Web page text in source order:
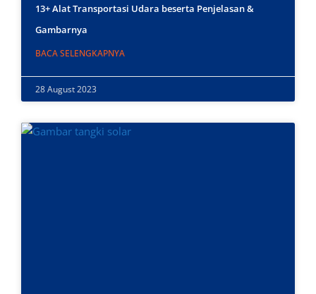
13+ Alat Transportasi Udara beserta Penjelasan &
Gambarnya
BACA SELENGKAPNYA
28 August 2023